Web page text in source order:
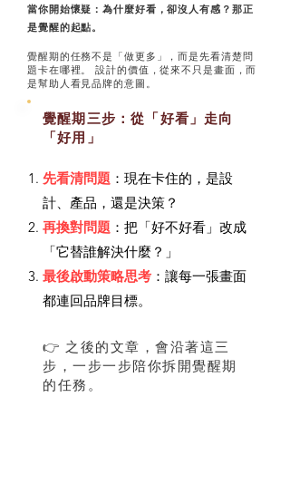
當你開始懷疑：為什麼好看，卻沒人有感？那正
是覺醒的起點。
覺醒期的任務不是「做更多」，而是先看清楚問
題卡在哪裡。 設計的價值，從來不只是畫面，而
是幫助人看見品牌的意圖。
覺醒期三步：從「好看」走向
「好用」
​先看清問題 ：現在卡住的，是設
計、產品，還是決策？
再換對問題 ：把「好不好看」改成
「它替誰解決什麼？」
最後啟動策略思考 ：讓每一張畫面
都連回品牌目標。
👉 之後的文章，會沿著這三
步，一步一步陪你拆開覺醒期
的任務。